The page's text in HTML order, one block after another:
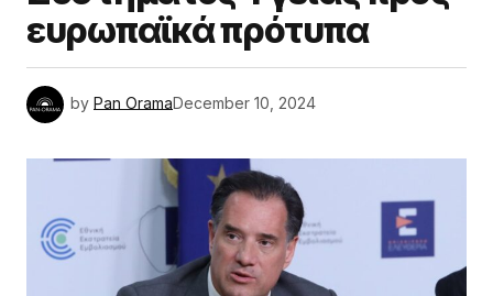
ευρωπαϊκά πρότυπα
by Pan OramaDecember 10, 2024